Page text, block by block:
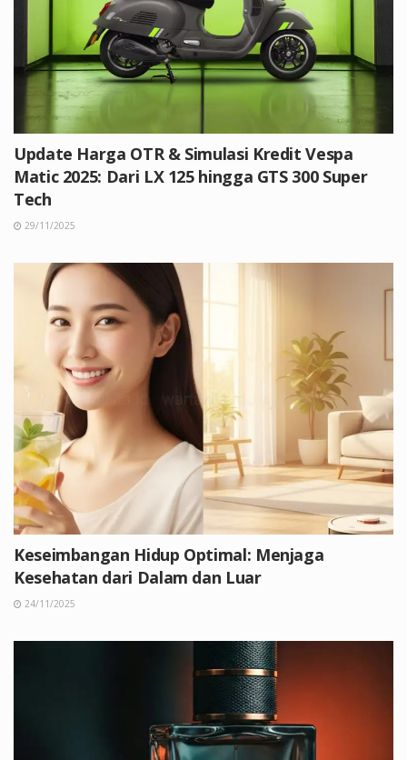
Update Harga OTR & Simulasi Kredit Vespa
Matic 2025: Dari LX 125 hingga GTS 300 Super
Tech
29/11/2025
Keseimbangan Hidup Optimal: Menjaga
Kesehatan dari Dalam dan Luar
24/11/2025